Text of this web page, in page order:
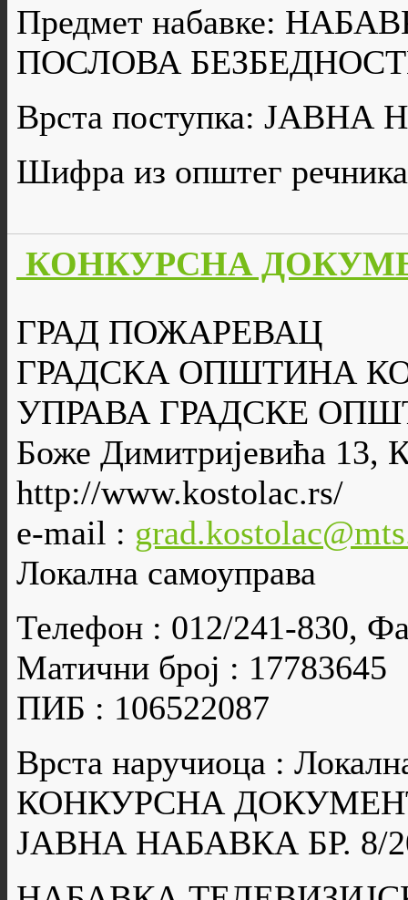
Предмет набавке:
ПОСЛОВА
Врста поступка:
Шифра из општег
КОНКУРСНА
ГРАД ПОЖАРЕВАЦ
ГРАДСКА ОПШТИНА
УПРАВА ГРАДСКЕ
Боже Димитријевића 13,
http://www.kostolac.rs/
e-mail :
Локална самоуправа
Телефон : 012/241-830,
Матични број : 17783645
ПИБ : 106522087
Врста наручиоца :
КОНКУРСНА
ЈАВНА НАБАВКА БР. 8/